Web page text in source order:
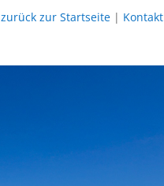
zurück zur Startseite | Kontakt